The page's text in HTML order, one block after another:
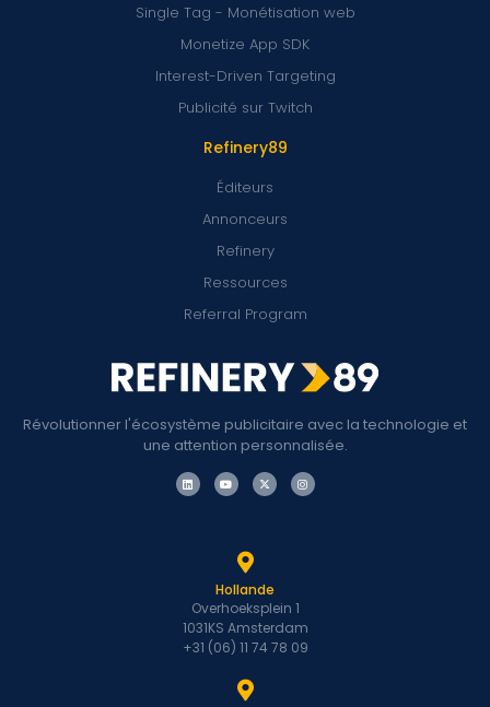
Révolutionner l'écosystème publicitaire avec la technologie et
une attention personnalisée.
Refinery89
Éditeurs
Annonceurs
Refinery
Ressources
Referral Program
Single Tag - Monétisation web
Monetize App SDK
Interest-Driven Targeting
Publicité sur Twitch
Hollande
Overhoeksplein 1
1031KS Amsterdam
+31 (06) 11 74 78 09